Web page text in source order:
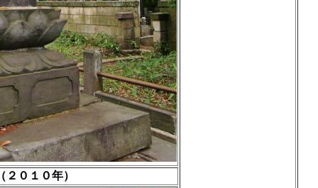
２０１０年）